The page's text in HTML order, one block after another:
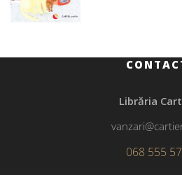
Librăria
068 555